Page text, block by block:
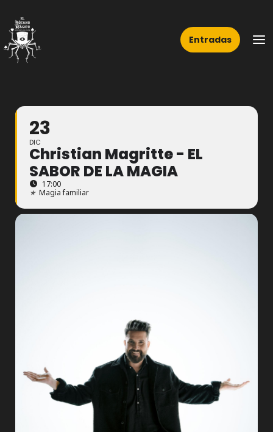
contenido
Entradas
23
DIC
Christian Magritte - EL
SABOR DE LA MAGIA
17:00
★ Magia familiar